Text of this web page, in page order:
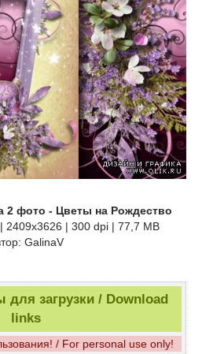
2 фото - Цветы на Рождество
2409x3626 | 300 dpi | 77,7 MB
GalinaV
загрузки / Download
links
/ For personal use only!